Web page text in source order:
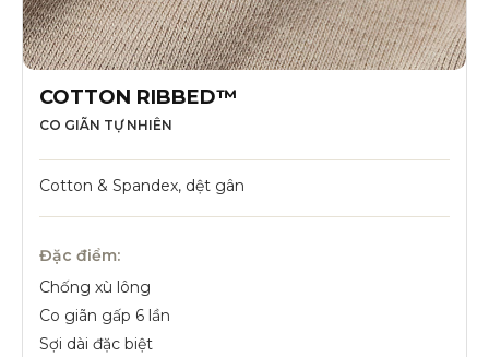
COTTON RIBBED™
CO GIÃN TỰ NHIÊN
Cotton & Spandex, dệt gân
Đặc điểm:
Chống xù lông
Co giãn gấp 6 lần
Sợi dài đặc biệt